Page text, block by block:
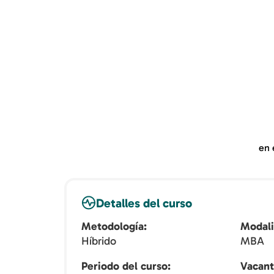
en
Detalles del curso
Metodología
Híbrido
MBA
Periodo del curso